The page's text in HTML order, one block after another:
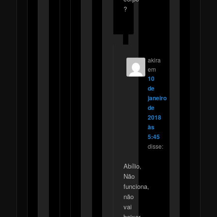
?
akira
em
10
de
janeiro
de
2018
às
5:45
disse:
Abílio,
Não
funciona,
não
vai